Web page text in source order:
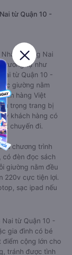
từ Quận 10 -
Nhất - Đồng Nai
tương tự như
từ Quận 10 -
giường nằm
hàng Việt
trọng trang bị
khách hàng có
chuyến đi.
chương trình
có đèn đọc sách
giường nằm đều
220v cực tiện lợi.
sạc ipad nếu
từ Quận 10 -
gia đình có bé
cộng lớn cho
tránh được tình